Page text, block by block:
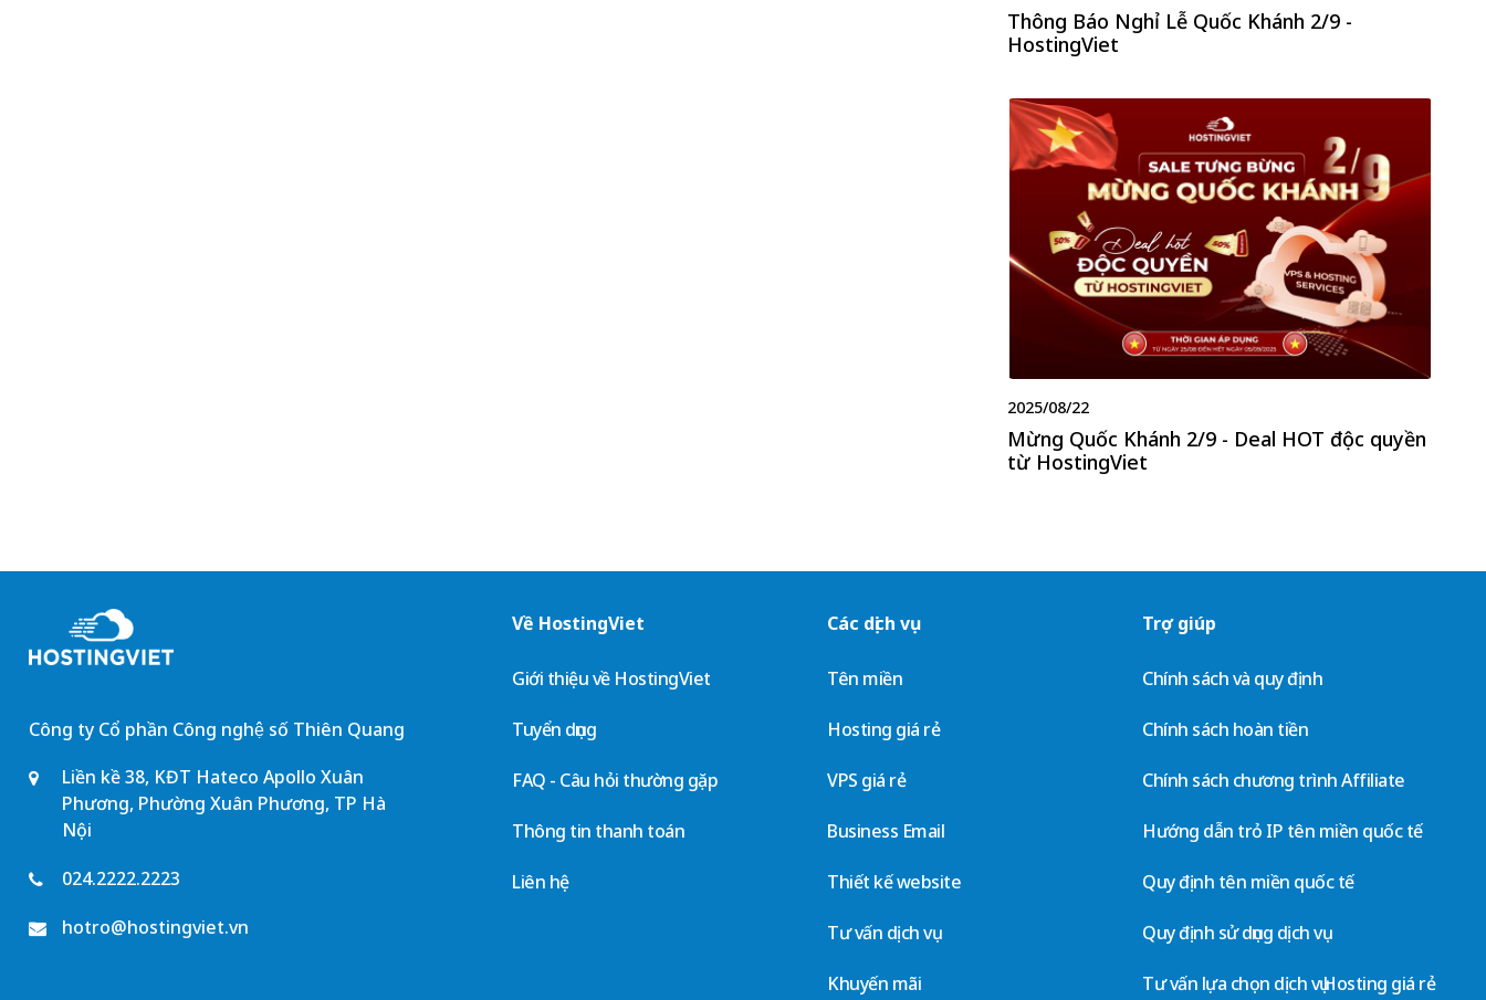
Thông Báo Nghỉ Lễ Quốc Khánh 2/9 -
HostingViet
2025/08/22
Mừng Quốc Khánh 2/9 - Deal HOT độc quyền
từ HostingViet
Công ty Cổ phần Công nghệ số Thiên Quang
Liền kề 38, KĐT Hateco Apollo Xuân
Phương, Phường Xuân Phương, TP Hà
Nội
024.2222.2223
hotro@hostingviet.vn
Về HostingViet
Giới thiệu về HostingViet
Tuyển dụng
FAQ - Câu hỏi thường gặp
Thông tin thanh toán
Liên hệ
Các dịch vụ
Tên miền
Hosting giá rẻ
VPS giá rẻ
Business Email
Thiết kế website
Tư vấn dịch vụ
Khuyến mãi
Trợ giúp
Chính sách và quy định
Chính sách hoàn tiền
Chính sách chương trình Affiliate
Hướng dẫn trỏ IP tên miền quốc tế
Quy định tên miền quốc tế
Quy định sử dụng dịch vụ
Tư vấn lựa chọn dịch vụ Hosting giá rẻ